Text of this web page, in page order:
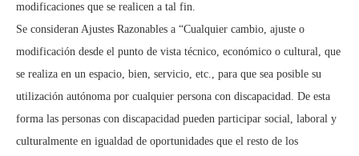
modificaciones que se realicen a tal fin.
Se consideran Ajustes Razonables a “Cualquier cambio, ajuste o
modificación desde el punto de vista técnico, económico o cultural, que
se realiza en un espacio, bien, servicio, etc., para que sea posible su
utilización autónoma por cualquier persona con discapacidad. De esta
forma las personas con discapacidad pueden participar social, laboral y
culturalmente en igualdad de oportunidades que el resto de los